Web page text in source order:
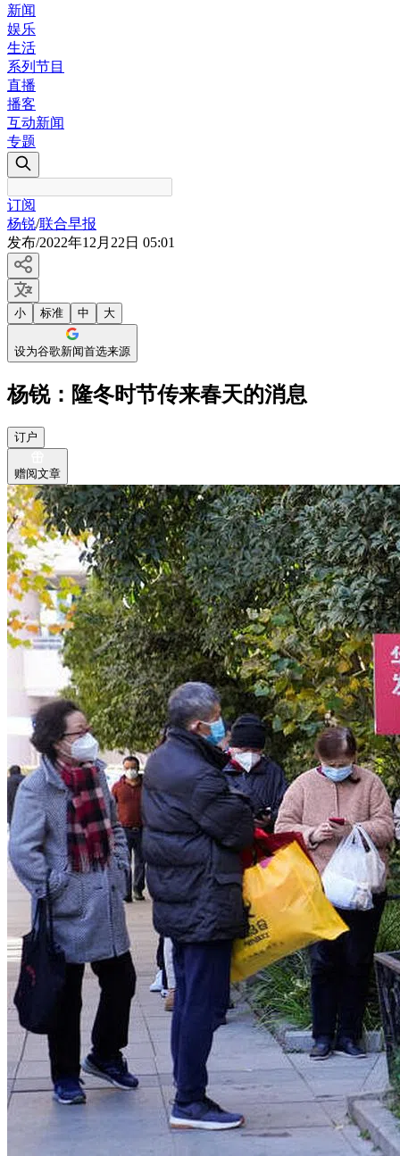
新闻
娱乐
生活
系列节目
直播
播客
互动新闻
专题
订阅
杨锐/联合早报
发布/2022年12月22日 05:01
小 标准 中 大
设为谷歌新闻首选来源
杨锐：隆冬时节传来春天的消息
订户
赠阅文章